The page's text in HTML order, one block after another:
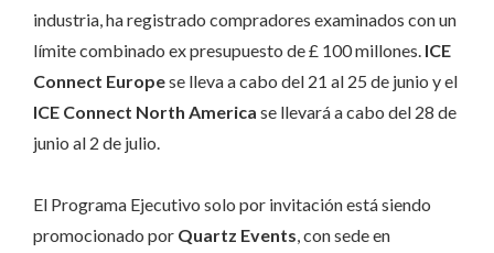
industria, ha registrado compradores examinados con un
límite combinado ex presupuesto de £ 100 millones. ICE
Connect Europese lleva a cabo del 21 al 25 de junio y el
ICE Connect North America se llevará a cabo del 28 de
junio al 2 de julio.
El Programa Ejecutivo solo por invitación está siendo
promocionado por Quartz Events , con sede en